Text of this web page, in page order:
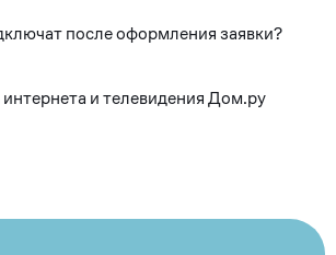
после оформления заявки?
и телевидения Дом.ру